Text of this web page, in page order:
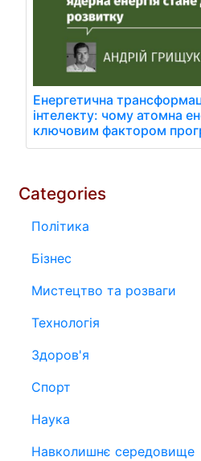
Енергетична
інтелекту: чому атомна
ключовим фактором
Categories
Політика
Бізнес
Мистецтво та розваги
Технологія
Здоров'я
Спорт
Наука
Навколишнє середовище